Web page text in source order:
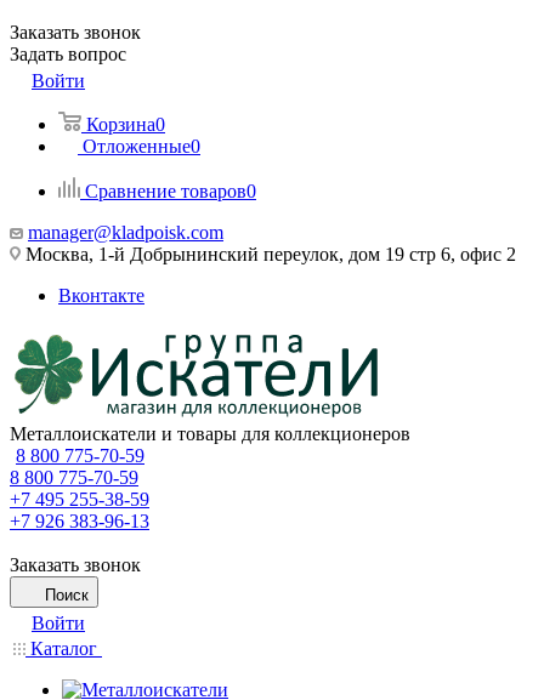
Заказать звонок
Задать вопрос
Войти
Корзина0
Отложенные0
Сравнение товаров0
manager@kladpoisk.com
Москва, 1-й Добрынинский переулок, дом 19 стр 6, офис 2
Вконтакте
Металлоискатели и товары для коллекционеров
8 800 775-70-59
8 800 775-70-59
+7 495 255-38-59
+7 926 383-96-13
Заказать звонок
Поиск
Войти
Каталог